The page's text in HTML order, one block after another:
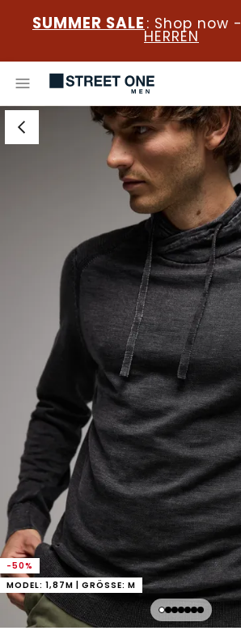
SUMMER SALE : Shop now -
HERREN
-50%
MODEL: 1,87M | GRÖSSE: M